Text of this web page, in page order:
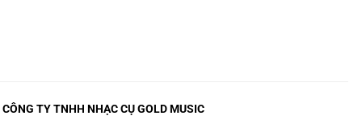
CÔNG TY TNHH NHẠC CỤ GOLD MUSIC